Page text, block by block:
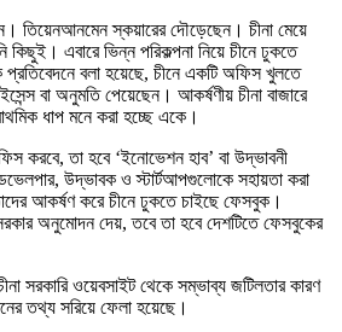
তিয়েনআনমেন স্কয়ারের দৌড়েছেন। চীনা মেয়ে
কিছুই। এবারে ভিন্ন পরিকল্পনা নিয়ে চীনে ঢুকতে
প্রতিবেদনে বলা হয়েছে, চীনে একটি অফিস খুলতে
বা অনুমতি পেয়েছেন। আকর্ষণীয় চীনা বাজারে
ধাপ মনে করা হচ্ছে একে।
করবে, তা হবে ‘ইনোভেশন হাব’ বা উদ্ভাবনী
উদ্ভাবক ও স্টার্টআপগুলোকে সহায়তা করা
আকর্ষণ করে চীনে ঢুকতে চাইছে ফেসবুক।
অনুমোদন দেয়, তবে তা হবে দেশটিতে ফেসবুকের
সরকারি ওয়েবসাইট থেকে সম্ভাব্য জটিলতার কারণ
তথ্য সরিয়ে ফেলা হয়েছে।